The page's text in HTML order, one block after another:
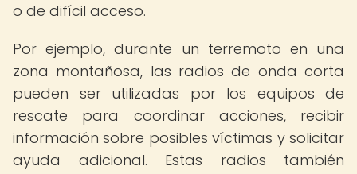
o de difícil acceso.
Por ejemplo, durante un terremoto en una
zona montañosa, las radios de onda corta
pueden ser utilizadas por los equipos de
rescate para coordinar acciones, recibir
información sobre posibles víctimas y solicitar
ayuda adicional. Estas radios también